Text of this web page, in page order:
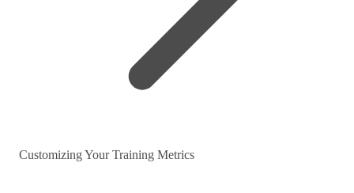
Customizing Your Training Metrics